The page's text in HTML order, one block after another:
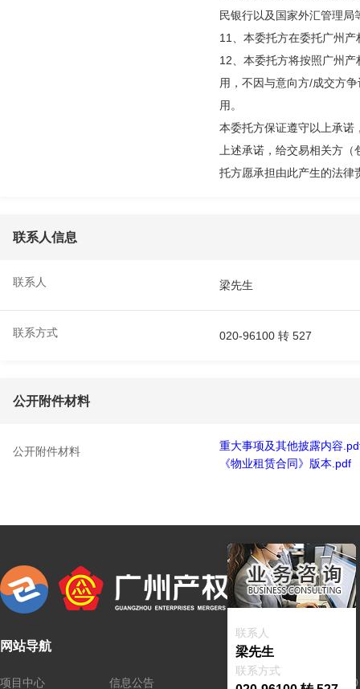
民银行以及国家外汇管理
11、本委托方在委托广州
12、本委托方将按照广州
用，不因与意向方/成交方
用。
本委托方保证遵守以上承诺
上述承诺，给交易相关方
托方愿承担由此产生的法律
联系人信息
联系人 梁先生
联系方式 020-96100 转 527
公开附件材料
公开附件材料
重大事项及其他披露内容
《物业租赁合同》版本.pdf
网站导航
项目中心 信息公告
联系我们
电话：(020)96100
联系人
梁先生
联系方式